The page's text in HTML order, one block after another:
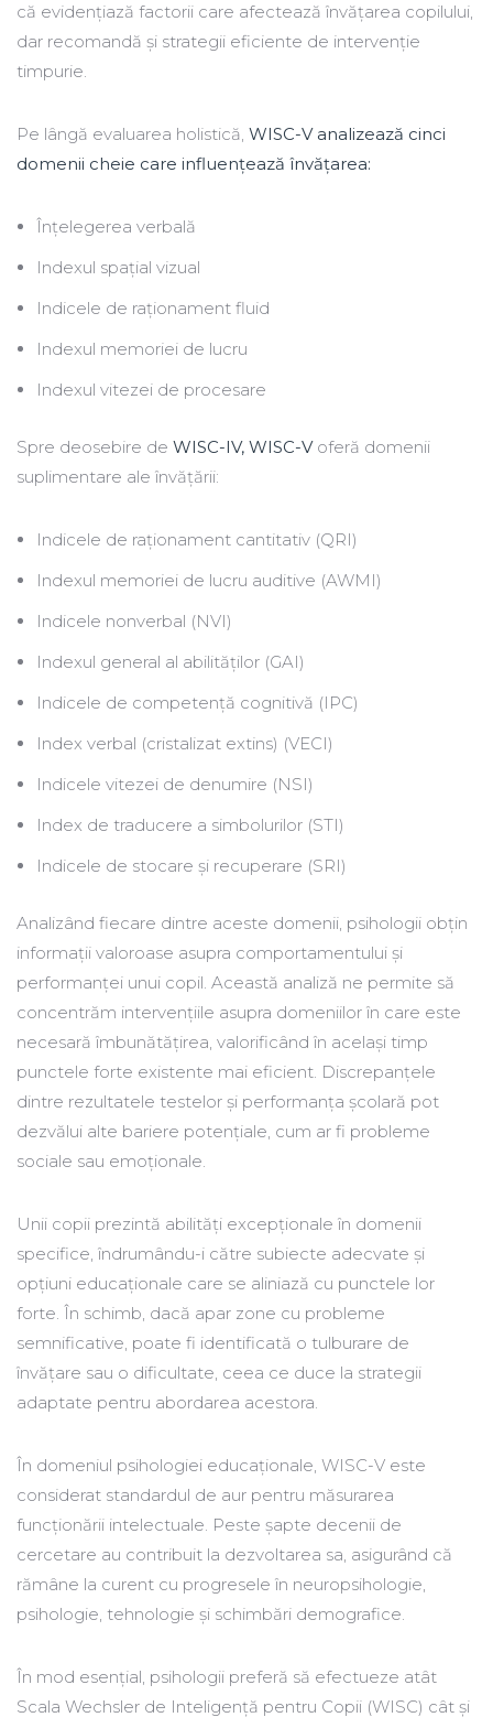
că evidențiază factorii care afectează învățarea copilului,
dar recomandă și strategii eficiente de intervenție
timpurie.
Pe lângă evaluarea holistică, WISC-V analizează cinci
domenii cheie care influențează învățarea:
Înțelegerea verbală
Indexul spațial vizual
Indicele de raționament fluid
Indexul memoriei de lucru
Indexul vitezei de procesare
Spre deosebire de WISC-IV, WISC-Voferă domenii
suplimentare ale învățării:
Indicele de raționament cantitativ (QRI)
Indexul memoriei de lucru auditive (AWMI)
Indicele nonverbal (NVI)
Indexul general al abilităților (GAI)
Indicele de competență cognitivă (IPC)
Index verbal (cristalizat extins) (VECI)
Indicele vitezei de denumire (NSI)
Index de traducere a simbolurilor (STI)
Indicele de stocare și recuperare (SRI)
Analizând fiecare dintre aceste domenii, psihologii obțin
informații valoroase asupra comportamentului și
performanței unui copil. Această analiză ne permite să
concentrăm intervențiile asupra domeniilor în care este
necesară îmbunătățirea, valorificând în același timp
punctele forte existente mai eficient. Discrepanțele
dintre rezultatele testelor și performanța școlară pot
dezvălui alte bariere potențiale, cum ar fi probleme
sociale sau emoționale.
Unii copii prezintă abilități excepționale în domenii
specifice, îndrumându-i către subiecte adecvate și
opțiuni educaționale care se aliniază cu punctele lor
forte. În schimb, dacă apar zone cu probleme
semnificative, poate fi identificată o tulburare de
învățare sau o dificultate, ceea ce duce la strategii
adaptate pentru abordarea acestora.
În domeniul psihologiei educaționale, WISC-V este
considerat standardul de aur pentru măsurarea
funcționării intelectuale. Peste șapte decenii de
cercetare au contribuit la dezvoltarea sa, asigurând că
rămâne la curent cu progresele în neuropsihologie,
psihologie, tehnologie și schimbări demografice.
În mod esențial, psihologii preferă să efectueze atât
Scala Wechsler de Inteligență pentru Copii (WISC) cât și